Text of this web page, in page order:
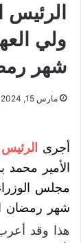
الرئيس
ولي
شهر
مارس 15, 2024
أجرى
الأمير
مجلس
شهر رمضان
هذا وقد